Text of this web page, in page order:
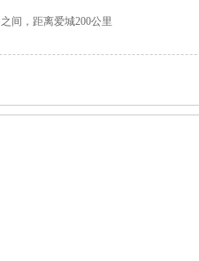
间，距离爱城200公里